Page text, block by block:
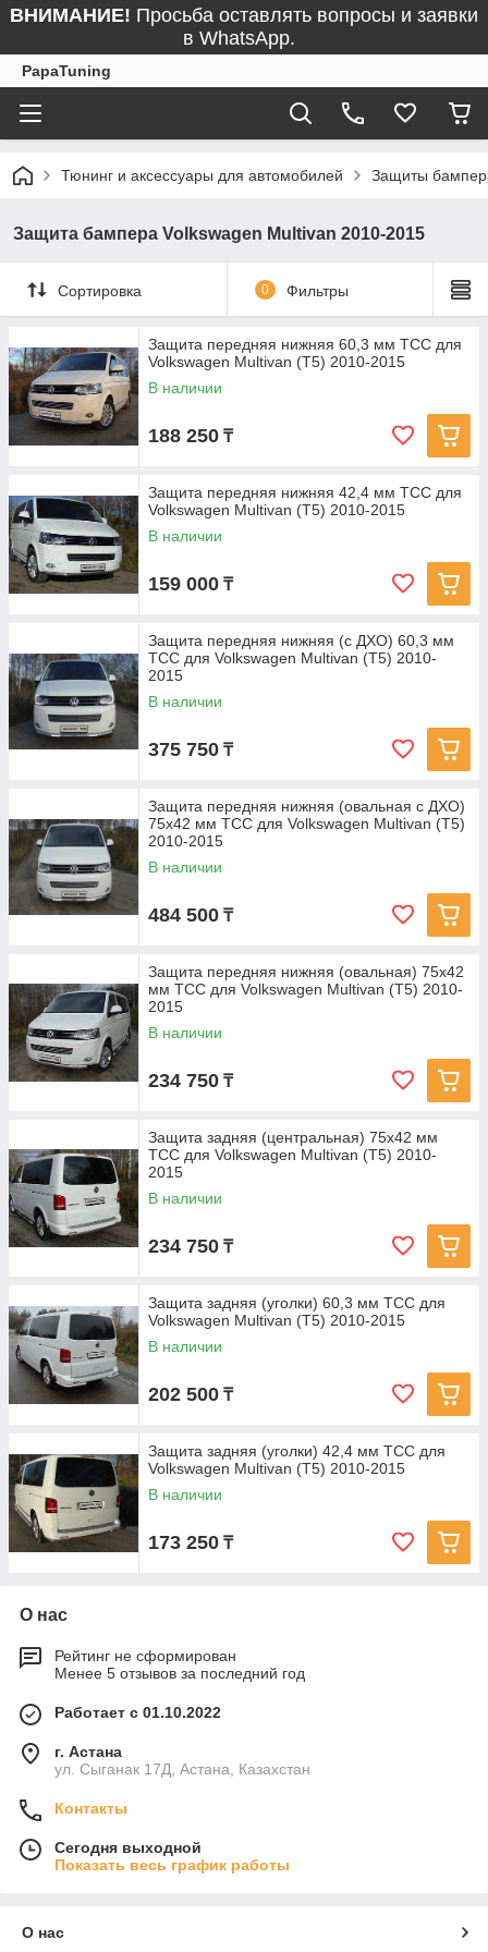
ВНИМАНИЕ! Просьба оставлять вопросы и заявки
в WhatsApp.
PapaTuning
Тюнинг и аксессуары для автомобилей Защиты
Защита бампера Volkswagen Multivan 2010-2015
Сортировка 0 Фильтры
Защита передняя нижняя 60,3 мм ТСС для
Volkswagen Multivan (T5) 2010-2015
В наличии
188 250 ₸
Защита передняя нижняя 42,4 мм ТСС для
Volkswagen Multivan (T5) 2010-2015
В наличии
159 000 ₸
Защита передняя нижняя (с ДХО) 60,3 мм
ТСС для Volkswagen Multivan (T5) 2010-
2015
В наличии
375 750 ₸
Защита передняя нижняя (овальная с ДХО)
75х42 мм ТСС для Volkswagen Multivan (T5)
2010-2015
В наличии
484 500 ₸
Защита передняя нижняя (овальная) 75х42
мм ТСС для Volkswagen Multivan (T5) 2010-
2015
В наличии
234 750 ₸
Защита задняя (центральная) 75х42 мм
ТСС для Volkswagen Multivan (T5) 2010-
2015
В наличии
234 750 ₸
Защита задняя (уголки) 60,3 мм ТСС для
Volkswagen Multivan (T5) 2010-2015
В наличии
202 500 ₸
Защита задняя (уголки) 42,4 мм ТСС для
Volkswagen Multivan (T5) 2010-2015
В наличии
173 250 ₸
О нас
Рейтинг не сформирован
Менее 5 отзывов за последний год
Работает с 01.10.2022
г. Астана
ул. Сыганак 17Д, Астана, Казахстан
Контакты
Сегодня выходной
Показать весь график работы
О нас